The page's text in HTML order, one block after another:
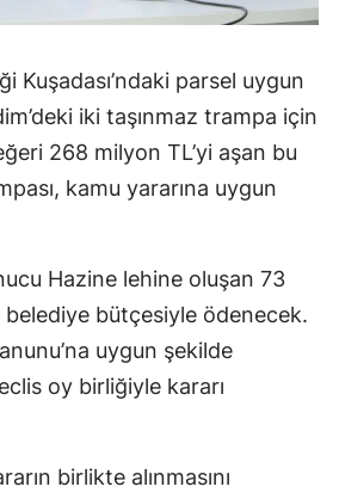
Kuşadası’ndaki parsel uygun
iki taşınmaz trampa için
268 milyon TL’yi aşan bu
kamu yararına uygun
Hazine lehine oluşan 73
belediye bütçesiyle ödenecek.
uygun şekilde
oy birliğiyle kararı
birlikte alınmasını